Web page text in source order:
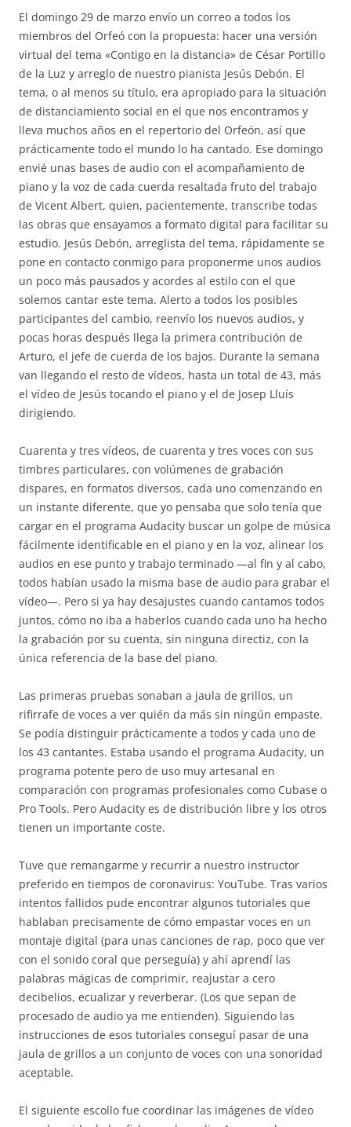
El domingo 29 de marzo envío un correo a todos los
miembros del Orfeó con la propuesta: hacer una versión
virtual del tema «Contigo en la distancia» de César Portillo
de la Luz y arreglo de nuestro pianista Jesús Debón. El
tema, o al menos su título, era apropiado para la situación
de distanciamiento social en el que nos encontramos y
lleva muchos años en el repertorio del Orfeón, así que
prácticamente todo el mundo lo ha cantado. Ese domingo
envié unas bases de audio con el acompañamiento de
piano y la voz de cada cuerda resaltada fruto del trabajo
de Vicent Albert, quien, pacientemente, transcribe todas
las obras que ensayamos a formato digital para facilitar su
estudio. Jesús Debón, arreglista del tema, rápidamente se
pone en contacto conmigo para proponerme unos audios
un poco más pausados y acordes al estilo con el que
solemos cantar este tema. Alerto a todos los posibles
participantes del cambio, reenvío los nuevos audios, y
pocas horas después llega la primera contribución de
Arturo, el jefe de cuerda de los bajos. Durante la semana
van llegando el resto de vídeos, hasta un total de 43, más
el vídeo de Jesús tocando el piano y el de Josep Lluís
dirigiendo.
Cuarenta y tres vídeos, de cuarenta y tres voces con sus
timbres particulares, con volúmenes de grabación
dispares, en formatos diversos, cada uno comenzando en
un instante diferente, que yo pensaba que solo tenía que
cargar en el programa Audacity buscar un golpe de música
fácilmente identificable en el piano y en la voz, alinear los
audios en ese punto y trabajo terminado —al fin y al cabo,
todos habían usado la misma base de audio para grabar el
vídeo—. Pero si ya hay desajustes cuando cantamos todos
juntos, cómo no iba a haberlos cuando cada uno ha hecho
la grabación por su cuenta, sin ninguna directiz, con la
única referencia de la base del piano.
Las primeras pruebas sonaban a jaula de grillos, un
rifirrafe de voces a ver quién da más sin ningún empaste.
Se podía distinguir prácticamente a todos y cada uno de
los 43 cantantes. Estaba usando el programa Audacity, un
programa potente pero de uso muy artesanal en
comparación con programas profesionales como Cubase o
Pro Tools. Pero Audacity es de distribución libre y los otros
tienen un importante coste.
Tuve que remangarme y recurrir a nuestro instructor
preferido en tiempos de coronavirus: YouTube. Tras varios
intentos fallidos pude encontrar algunos tutoriales que
hablaban precisamente de cómo empastar voces en un
montaje digital (para unas canciones de rap, poco que ver
con el sonido coral que perseguía) y ahí aprendí las
palabras mágicas de comprimir, reajustar a cero
decibelios, ecualizar y reverberar. (Los que sepan de
procesado de audio ya me entienden). Siguiendo las
instrucciones de esos tutoriales conseguí pasar de una
jaula de grillos a un conjunto de voces con una sonoridad
aceptable.
El siguiente escollo fue coordinar las imágenes de vídeo